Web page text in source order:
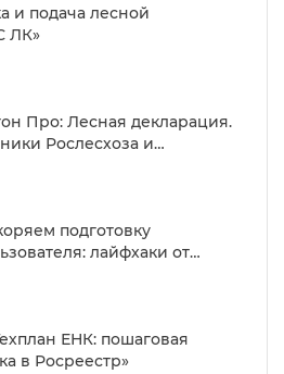
и подача лесной
ЛК»
Про: Лесная декларация.
Рослесхоза и
подготовку
лайфхаки от
ЕНК: пошаговая
в Росреестр»